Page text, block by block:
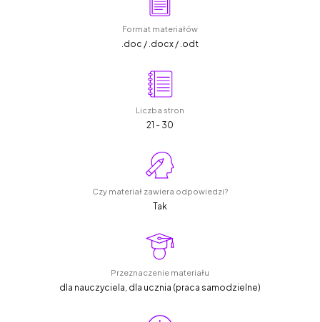
Format materiałów
.doc / .docx / .odt
Liczba stron
21 - 30
Czy materiał zawiera odpowiedzi?
Tak
Przeznaczenie materiału
dla nauczyciela, dla ucznia (praca samodzielne)